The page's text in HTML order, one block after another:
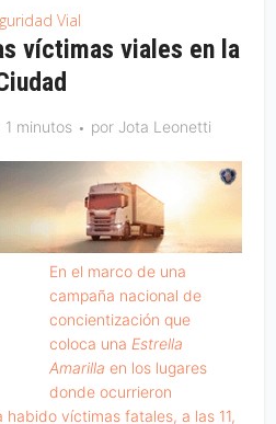
Vial
víctimas viales en la
1 minutos por Jota Leonetti
En el marco de una
campaña nacional de
concientización que
coloca una Estrella
Amarillaen los lugares
donde ocurrieron
víctimas fatales, a las 11,